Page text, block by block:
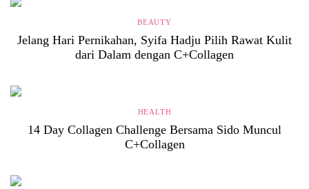
BEAUTY
Jelang Hari Pernikahan, Syifa Hadju Pilih Rawat Kulit
dari Dalam dengan C+Collagen
HEALTH
14 Day Collagen Challenge Bersama Sido Muncul
C+Collagen